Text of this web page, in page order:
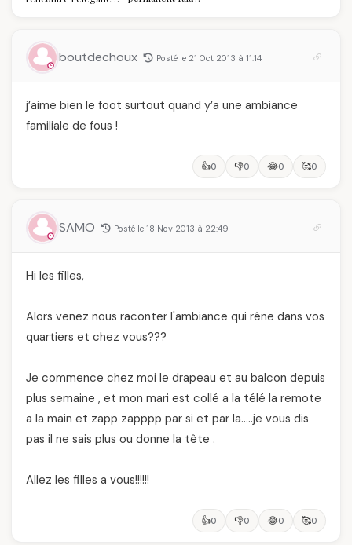
temps
boutdechoux Posté le 21 Oct 2013 à 11:14
j’aime bien le foot surtout quand y’a une ambiance
familiale de fous !
👍0 👎0 😂0 🥰0
SAMO Posté le 18 Nov 2013 à 22:49
Hi les filles,
Alors venez nous raconter l'ambiance qui rêne dans vos
quartiers et chez vous???
Je commence chez moi le drapeau et au balcon depuis
plus semaine , et mon mari est collé a la télé la remote
a la main et zapp zapppp par si et par la…..je vous dis
pas il ne sais plus ou donne la tête .
Allez les filles a vous!!!!!!
👍0 👎0 😂0 🥰0